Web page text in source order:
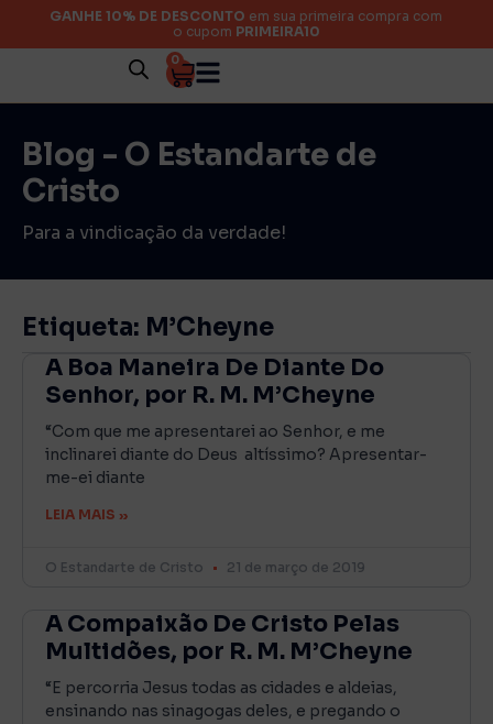
GANHE 10% DE DESCONTO em sua primeira compra com
o cupom PRIMEIRA10
0
Blog - O Estandarte de
Cristo
Para a vindicação da verdade!
Etiqueta: M’Cheyne
A Boa Maneira De Diante Do
Senhor, por R. M. M’Cheyne
“Com que me apresentarei ao Senhor, e me
inclinarei diante do Deus altíssimo? Apresentar-
me-ei diante
LEIA MAIS »
O Estandarte de Cristo 21 de março de 2019
A Compaixão De Cristo Pelas
Multidões, por R. M. M’Cheyne
“E percorria Jesus todas as cidades e aldeias,
ensinando nas sinagogas deles, e pregando o